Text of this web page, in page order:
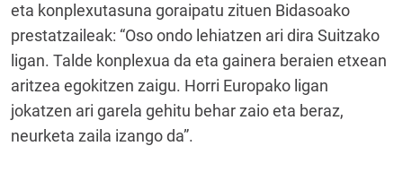
eta konplexutasuna goraipatu zituen Bidasoako
prestatzaileak: “Oso ondo lehiatzen ari dira Suitzako
ligan. Talde konplexua da eta gainera beraien etxean
aritzea egokitzen zaigu. Horri Europako ligan
jokatzen ari garela gehitu behar zaio eta beraz,
neurketa zaila izango da”.